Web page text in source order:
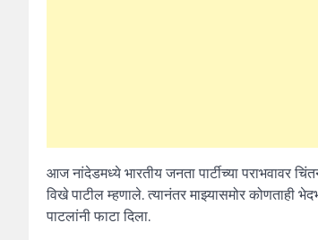
आज नांदेडमध्ये भारतीय जनता पार्टीच्या पराभवावर
विखे पाटील म्हणाले. त्यानंतर माझ्यासमोर कोणताही
पाटलांनी फाटा दिला.